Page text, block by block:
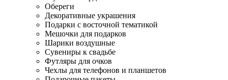
Обереги
Декоративные украшения
Подарки с восточной тематикой
Мешочки для подарков
Шарики воздушные
Сувениры к свадьбе
Футляры для очков
Чехлы для телефонов и планшетов